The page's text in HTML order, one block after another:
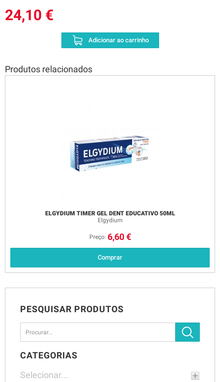
PESQUISAR PRODUTOS
CATEGORIAS
Selecionar...
24,10 €
Adicionar ao carrinho
Produtos relacionados
Fotoprot Isdin Fusion Wat Col Spf5050Ml
Preço: 24,80 €
Comprar